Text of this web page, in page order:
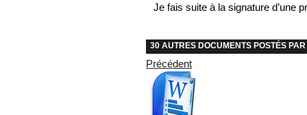
Je fais suite à la signature d’une
30 AUTRES DOCUMENTS POSTÉS
Précédent